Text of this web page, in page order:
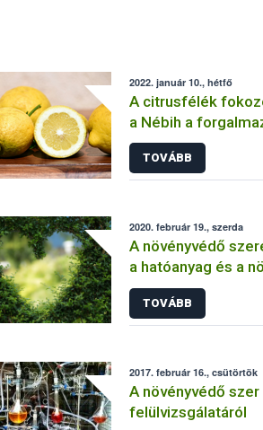
2022. január 10., hétfő
A citrusfélék
a Nébih a
TOVÁBB
2020. február 19., szerda
A növényvédő
a hatóanyag és a
szerint
TOVÁBB
2017. február 16., csütörtök
A növényvédő
felülvizsgálatáról